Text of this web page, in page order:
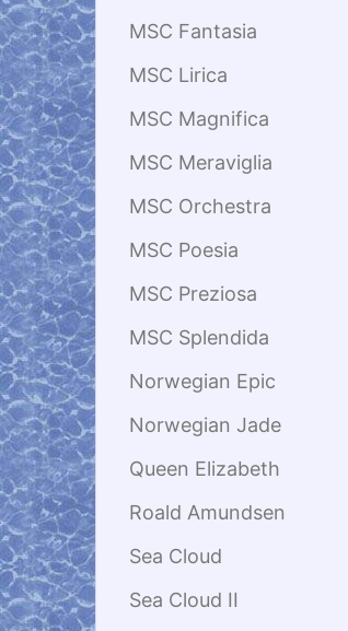
MSC Fantasia
MSC Lirica
MSC Magnifica
MSC Meraviglia
MSC Orchestra
MSC Poesia
MSC Preziosa
MSC Splendida
Norwegian Epic
Norwegian Jade
Queen Elizabeth
Roald Amundsen
Sea Cloud
Sea Cloud II